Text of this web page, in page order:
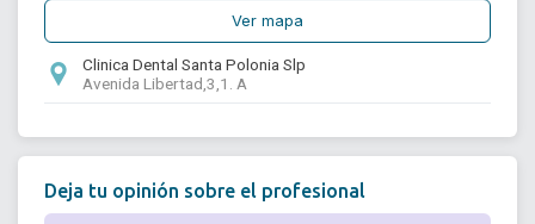
Ver mapa
Clinica Dental Santa Polonia Slp
Avenida Libertad,3,1. A
Deja tu opinión sobre el profesional